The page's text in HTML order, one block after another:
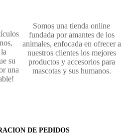
su
una
Somos una tienda online
fundada por amantes de los
animales, enfocada en ofrecer a
nuestros clientes los mejores
productos y accesorios para
mascotas y sus humanos.
DE PEDIDOS